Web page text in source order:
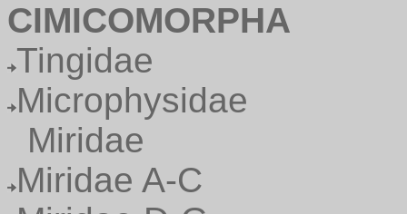
CIMICOMORPHA
Tingidae
Microphysidae
Miridae
Miridae A-C